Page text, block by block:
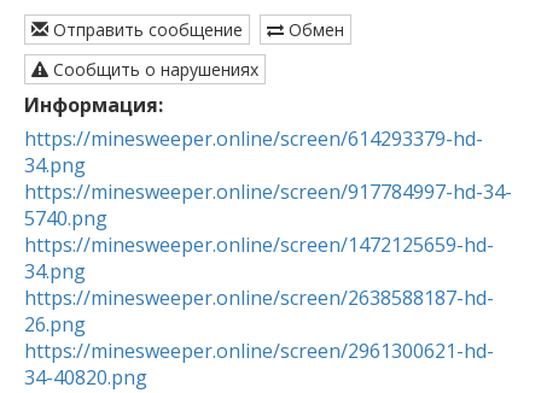
Отправить сообщение
Обмен
Сообщить о нарушениях
Информация:
https://minesweeper.online/screen/614293379-hd-
34.png
https://minesweeper.online/screen/917784997-hd-34-
5740.png
https://minesweeper.online/screen/1472125659-hd-
34.png
https://minesweeper.online/screen/2638588187-hd-
26.png
https://minesweeper.online/screen/2961300621-hd-
34-40820.png